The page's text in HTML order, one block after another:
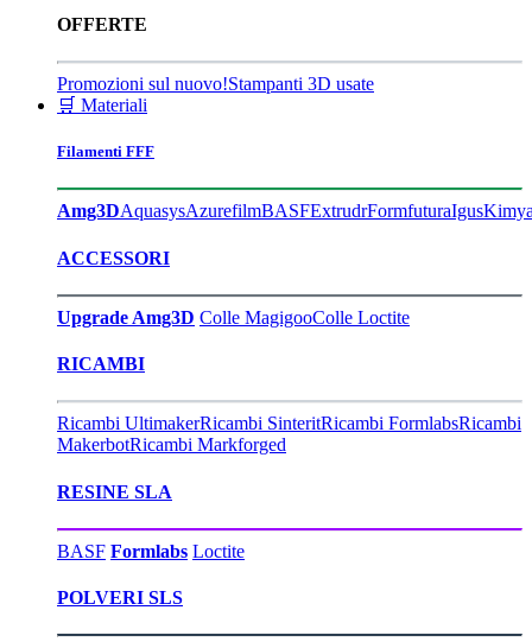
OFFERTE
Promozioni sul nuovo!Stampanti 3D usate
🛒 Materiali
Filamenti FFF
Amg3DAquasysAzurefilmBASFExtrudrFormfuturaIgus
ACCESSORI
Upgrade Amg3D Colle MagigooColle Loctite
RICAMBI
Ricambi UltimakerRicambi SinteritRicambi FormlabsRicambi
MakerbotRicambi Markforged
RESINE SLA
BASF Formlabs Loctite
POLVERI SLS